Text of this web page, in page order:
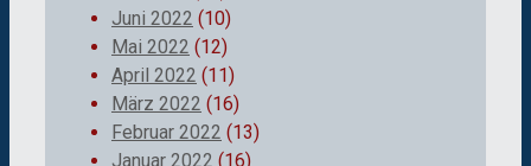
Juni 2022 (10)
Mai 2022 (12)
April 2022 (11)
März 2022 (16)
Februar 2022 (13)
Januar 2022 (16)